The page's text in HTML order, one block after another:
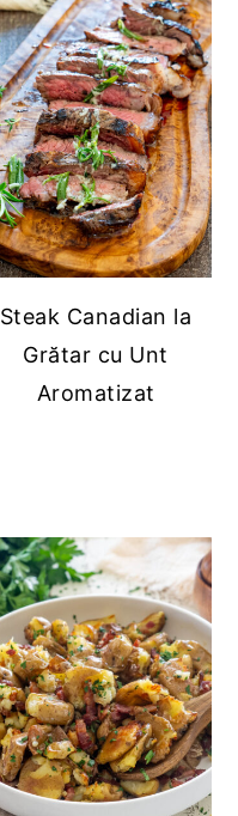
Steak Canadian la
Grătar cu Unt
Aromatizat